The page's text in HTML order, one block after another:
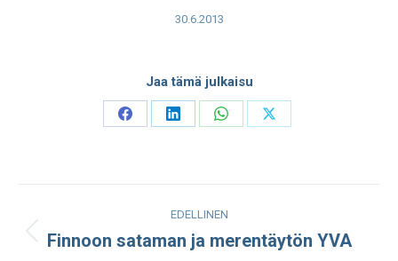
30.6.2013
Jaa tämä julkaisu
Share
Share
Share
Share
navigation
EDELLINEN
Edellinen
Finnoon sataman ja merentäytön YVA